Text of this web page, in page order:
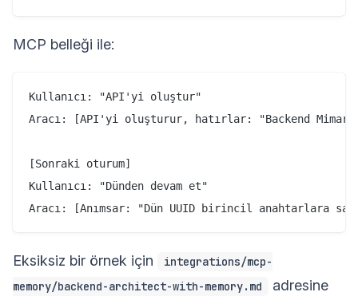
MCP belleği ile:
Kullanıcı: "API'yi oluştur"
Aracı: [API'yi oluşturur, hatırlar: "Backend
[Sonraki oturum]
Kullanıcı: "Dünden devam et"
Eksiksiz bir örnek için
integrations/mcp-
memory/backend-architect-with-memory.md
adresine